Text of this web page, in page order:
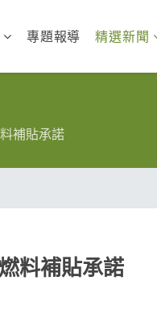
專題報導 精選新聞
補貼承諾
料補貼承諾